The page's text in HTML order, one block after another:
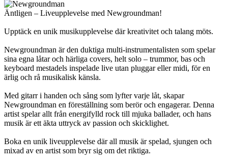
Äntligen – Liveupplevelse med Newgroundman!
Upptäck en unik musikupplevelse där kreativitet och talang möts.
Newgroundman är den duktiga multi-instrumentalisten som spelar
sina egna låtar och härliga covers, helt solo – trummor, bas och
keyboard mestadels inspelade live utan pluggar eller midi, för en
ärlig och rå musikalisk känsla.
Med gitarr i handen och sång som lyfter varje låt, skapar
Newgroundman en föreställning som berör och engagerar. Denna
artist spelar allt från energifylld rock till mjuka ballader, och hans
musik är ett äkta uttryck av passion och skicklighet.
Boka en unik liveupplevelse där all musik är spelad, sjungen och
mixad av en artist som bryr sig om det riktiga.